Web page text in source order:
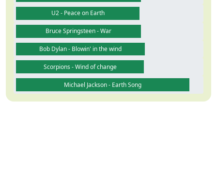
U2 - Peace on Earth
Bruce Springsteen - War
Bob Dylan - Blowin' in the wind
Scorpions - Wind of change
Michael Jackson - Earth Song